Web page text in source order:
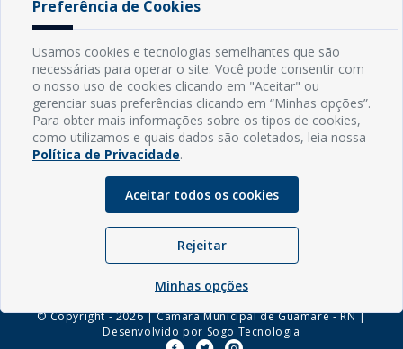
Baixar Arquivo
INFORMAÇÕES
Endereço: Rua Capitão Vicente de Brito, S/N - Centro
CEP: 59598-000 - Guamaré - RN
Contato: (84) 3525-2032
E-mail: diretoria@guamare.rn.leg.br
Horário: Segunda a sexta-feira, das 8h às 12h
© Copyright - 2026 | Câmara Municipal de Guamaré - RN |
Desenvolvido por Sogo Tecnologia
Preferência de Cookies
Usamos cookies e tecnologias semelhantes que são
necessárias para operar o site. Você pode consentir com
o nosso uso de cookies clicando em "Aceitar" ou
gerenciar suas preferências clicando em “Minhas opções”.
Para obter mais informações sobre os tipos de cookies,
como utilizamos e quais dados são coletados, leia nossa
Política de Privacidade.
Aceitar todos os cookies
Rejeitar
Minhas opções